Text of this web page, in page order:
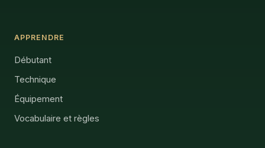
APPRENDRE
Débutant
Technique
Équipement
Vocabulaire et règles